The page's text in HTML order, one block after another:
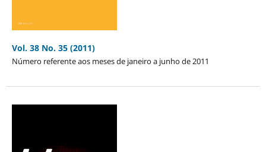
Vol. 38 No. 35 (2011)
Número referente aos meses de janeiro a junho de 2011